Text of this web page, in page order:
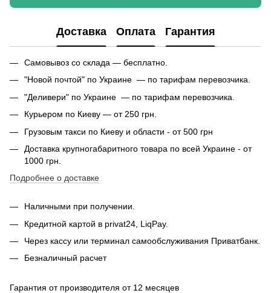
Доставка Оплата Гарантия
Самовывоз со склада — бесплатно.
"Новой почтой" по Украине — по тарифам перевозчика.
"Деливери" по Украине — по тарифам перевозчика.
Курьером по Киеву — от 250 грн.
Грузовым такси по Киеву и области - от 500 грн
Доставка крупногабаритного товара по всей Украине - от
1000 грн.
Подробнее о доставке
Наличными при получении.
Кредитной картой в privat24, LiqPay.
Через кассу или терминал самообслуживания Приватбанк.
Безналичный расчет
Гарантия от производителя от 12 месяцев